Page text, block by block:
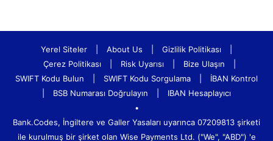
Yerel Siteler About Us Gizlilik Politikası
Çerez Politikası
Risk Uyarısı Bize Ulaşın
SWIFT Kodu Bulun
SWIFT Kodu Sorgulama
İBAN Kontrol
BSB Numarası Doğrulayın
IBAN Hesaplayıcı
•
Bank.Codes, İngiltere ve Galler Yasaları uyarınca 07209813 şirketi
ile kurulmuş bir şirket olan Wise Payments Ltd. ("We", "ABD") 'e